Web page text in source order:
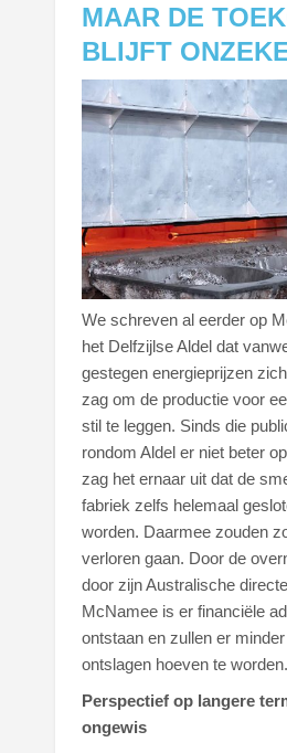
MAAR DE
BLIJFT
We schreven al eerder op
het Delfzijlse Aldel dat
gestegen energieprijzen
zag om de productie voor
stil te leggen. Sinds die
rondom Aldel er niet beter
zag het ernaar uit dat de
fabriek zelfs helemaal
worden. Daarmee zouden
verloren gaan. Door de
door zijn Australische
McNamee is er financiële
ontstaan en zullen er
ontslagen hoeven te worden.
Perspectief op langere
ongewis